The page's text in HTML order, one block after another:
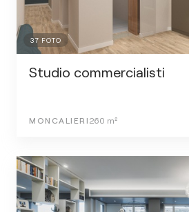
37 FOTO
Studio commercialisti
MONCALIERI 260 m²